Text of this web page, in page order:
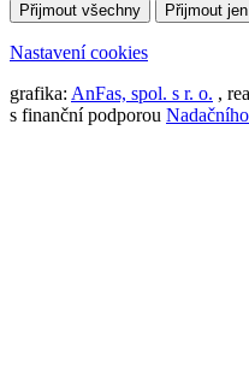
Přijmout všechny Přijmout
Nastavení cookies
grafika: AnFas, spol. s r. o. ,
s finanční podporou